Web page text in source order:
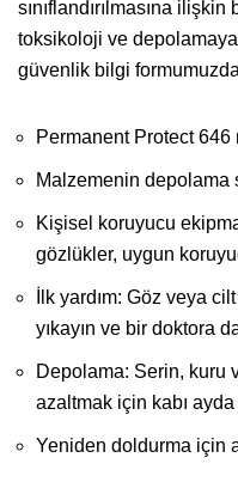
sınıflandırılmasına
toksikoloji ve
güvenlik bilgi
Permanent Protect
Malzemenin depolama
Kişisel koruyucu
gözlükler, uygun
İlk yardım: Göz veya
yıkayın ve bir doktora
Depolama: Serin, kuru
azaltmak için kabı
Yeniden doldurma için